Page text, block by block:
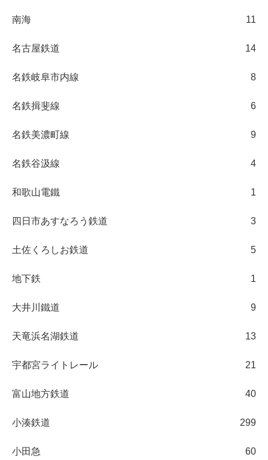
南海 11
名古屋鉄道 14
名鉄岐阜市内線 8
名鉄揖斐線 6
名鉄美濃町線 9
名鉄谷汲線 4
和歌山電鐵 1
四日市あすなろう鉄道 3
土佐くろしお鉄道 5
地下鉄 1
大井川鐵道 9
天竜浜名湖鉄道 13
宇都宮ライトレール 21
富山地方鉄道 40
小湊鉄道 299
小田急 60